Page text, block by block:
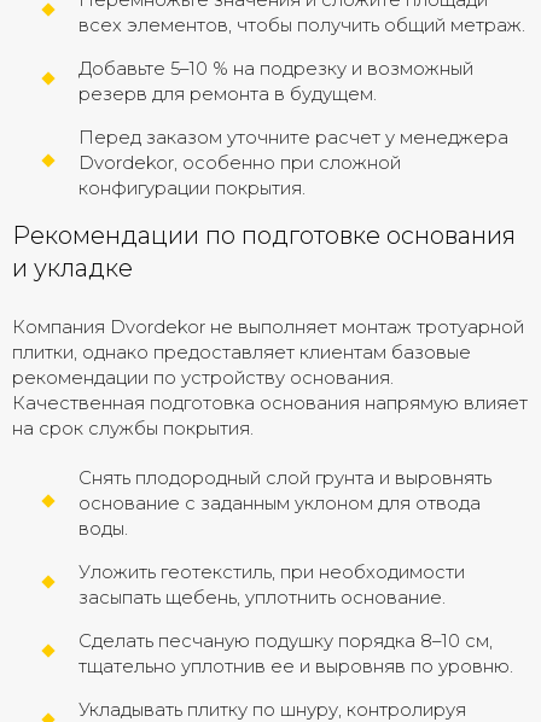
всех элементов, чтобы получить общий метраж.
Добавьте 5–10 % на подрезку и возможный
резерв для ремонта в будущем.
Перед заказом уточните расчет у менеджера
Dvordekor, особенно при сложной
конфигурации покрытия.
Рекомендации по подготовке основания
и укладке
Компания Dvordekor не выполняет монтаж тротуарной
плитки, однако предоставляет клиентам базовые
рекомендации по устройству основания.
Качественная подготовка основания напрямую влияет
на срок службы покрытия.
Снять плодородный слой грунта и выровнять
основание с заданным уклоном для отвода
воды.
Уложить геотекстиль, при необходимости
засыпать щебень, уплотнить основание.
Сделать песчаную подушку порядка 8–10 см,
тщательно уплотнив ее и выровняв по уровню.
Укладывать плитку по шнуру, контролируя